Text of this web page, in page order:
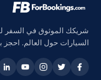
شريكك الموثوق في السفر
السيارات حول العالم. احجز